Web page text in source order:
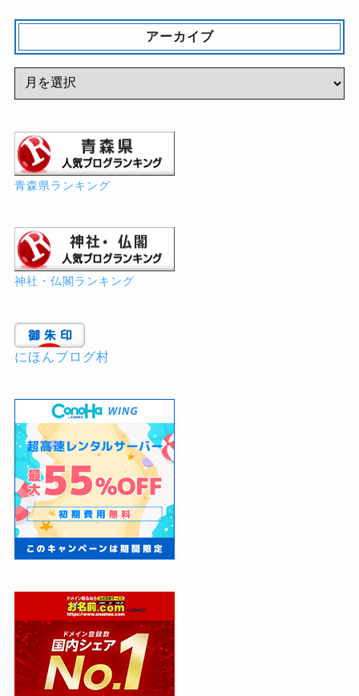
アーカイブ
青森県ランキング
神社・仏閣ランキング
にほんブログ村